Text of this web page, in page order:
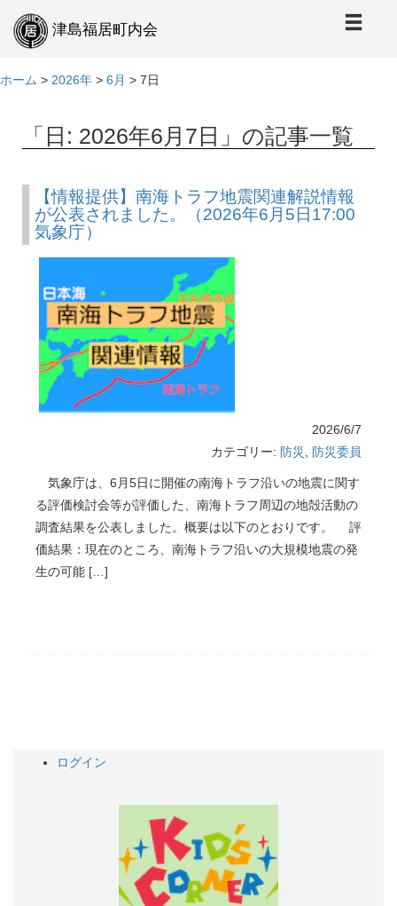
津島福居町内会
ホーム > 2026年 > 6月 > 7日
「日: 2026年6月7日 」の記事一覧
【情報提供】南海トラフ地震関連解説情報
が公表されました。（2026年6月5日17:00
気象庁）
2026/6/7
カテゴリー: 防災 防災委員
気象庁は、6月5日に開催の南海トラフ沿いの地震に関す
る評価検討会等が評価した、南海トラフ周辺の地殻活動の
調査結果を公表しました。概要は以下のとおりです。 評
価結果：現在のところ、南海トラフ沿いの大規模地震の発
生の可能 […]
ログイン